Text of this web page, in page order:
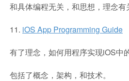
和具体编程无关，和思想，理念有
11. iOS App Programming Guide
有了理念，如何用程序实现iOS中
包括了概念，架构，和技术。